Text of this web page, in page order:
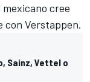
cree
con Verstappen.
Sainz, Vettel o